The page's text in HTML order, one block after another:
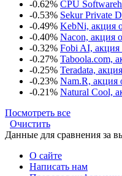
-0.62% CPU
-0.53% Sekur Private
-0.49% KebNi, акция
-0.40% Nacon, акция
-0.32% Fobi AI, акция
-0.27% Taboola.com,
-0.25% Teradata,
-0.23% Nam.R, акция
-0.21% Natural Cool,
Посмотреть все
Очистить
Данные для сравнения за
О сайте
Написать нам